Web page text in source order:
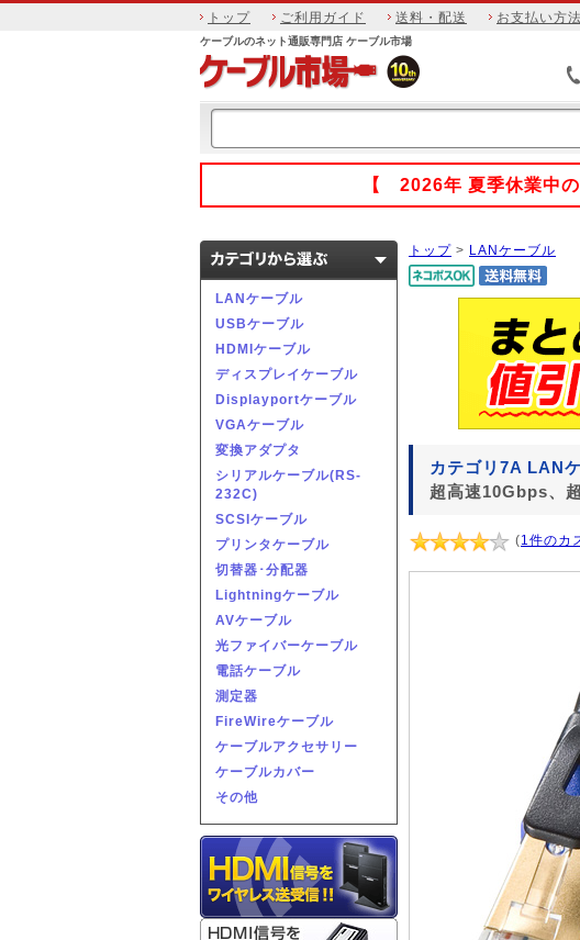
トップ ご利用ガイド 送料・配送 お支払い方法
ケーブルのネット通販専門店 ケーブル市場
【 2026年 夏季休業中
LANケーブル
USBケーブル
HDMIケーブル
ディスプレイケーブル
Displayportケーブル
VGAケーブル
変換アダプタ
シリアルケーブル(RS-
232C)
SCSIケーブル
プリンタケーブル
切替器･分配器
Lightningケーブル
AVケーブル
光ファイバーケーブル
電話ケーブル
測定器
FireWireケーブル
ケーブルアクセサリー
ケーブルカバー
その他
トップ > LANケーブル
カテゴリ7A LAN
超高速10Gbps、
(1件のカ